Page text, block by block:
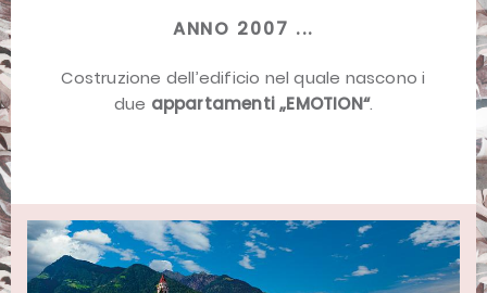
ANNO 2007 ...
Costruzione dell’edificio nel quale nascono i
due appartamenti „EMOTION“.